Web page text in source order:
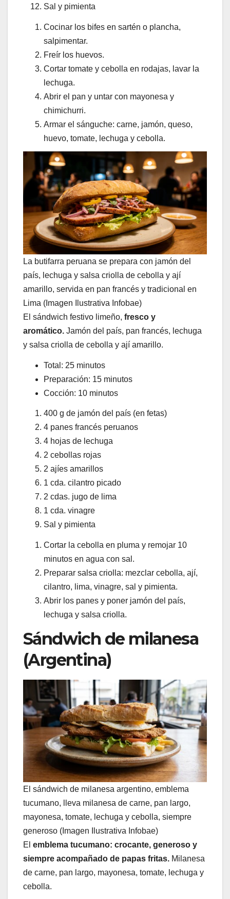
Sal y pimienta
Cocinar los bifes en sartén o plancha,
salpimentar.
Freír los huevos.
Cortar tomate y cebolla en rodajas, lavar la
lechuga.
Abrir el pan y untar con mayonesa y
chimichurri.
Armar el sánguche: carne, jamón, queso,
huevo, tomate, lechuga y cebolla.
La butifarra peruana se prepara con jamón del
país, lechuga y salsa criolla de cebolla y ají
amarillo, servida en pan francés y tradicional en
Lima (Imagen Ilustrativa Infobae)
El sándwich festivo limeño, fresco y
aromático. Jamón del país, pan francés, lechuga
y salsa criolla de cebolla y ají amarillo.
Total: 25 minutos
Preparación: 15 minutos
Cocción: 10 minutos
400 g de jamón del país (en fetas)
4 panes francés peruanos
4 hojas de lechuga
2 cebollas rojas
2 ajíes amarillos
1 cda. cilantro picado
2 cdas. jugo de lima
1 cda. vinagre
Sal y pimienta
Cortar la cebolla en pluma y remojar 10
minutos en agua con sal.
Preparar salsa criolla: mezclar cebolla, ají,
cilantro, lima, vinagre, sal y pimienta.
Abrir los panes y poner jamón del país,
lechuga y salsa criolla.
Sándwich de milanesa
(Argentina)
El sándwich de milanesa argentino, emblema
tucumano, lleva milanesa de carne, pan largo,
mayonesa, tomate, lechuga y cebolla, siempre
generoso (Imagen Ilustrativa Infobae)
El emblema tucumano: crocante, generoso y
siempre acompañado de papas fritas. Milanesa
de carne, pan largo, mayonesa, tomate, lechuga y
cebolla.